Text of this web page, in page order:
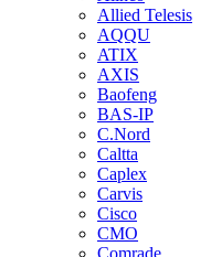
Allied Telesis
AQQU
ATIX
AXIS
Baofeng
BAS-IP
C.Nord
Caltta
Caplex
Carvis
Cisco
CMO
Comrade